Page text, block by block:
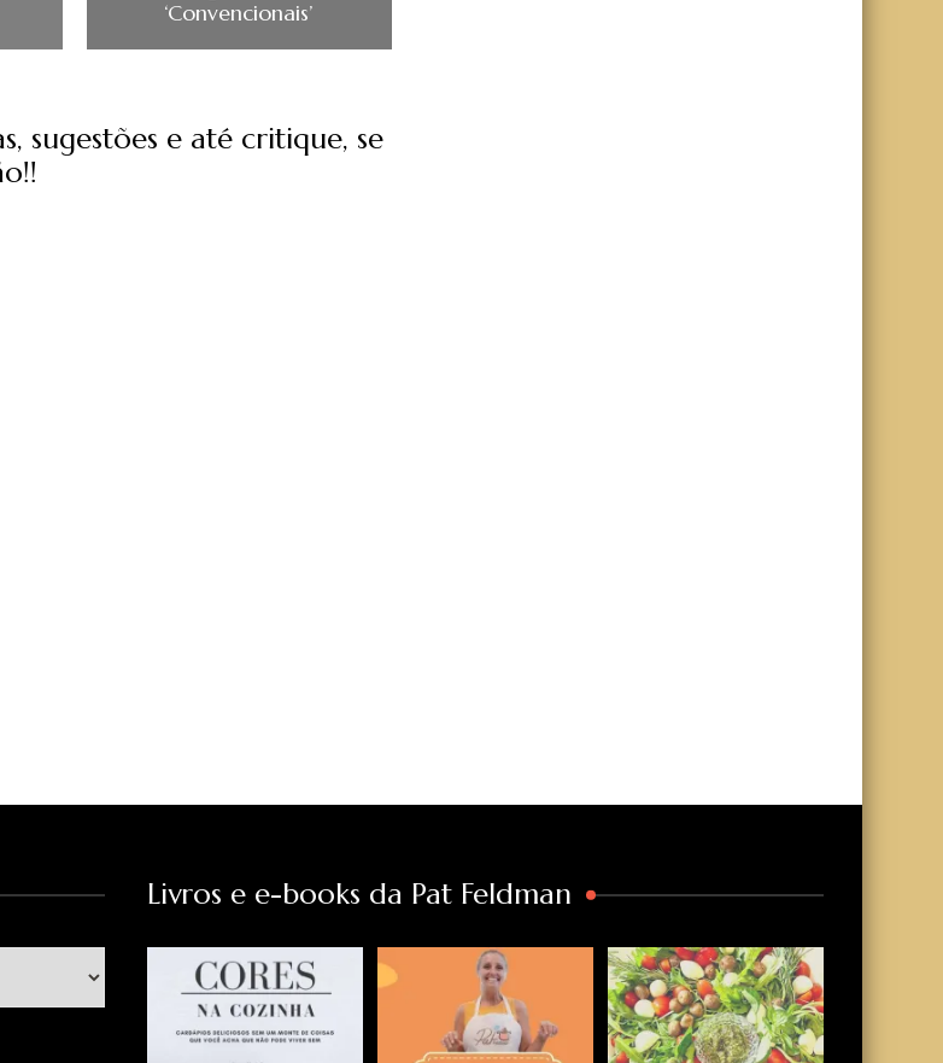
‘Convencionais’
sugestões e até critique, se
Livros e e-books da Pat Feldman